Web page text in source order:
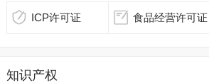
ICP许可证 食品经营许可证
知识产权